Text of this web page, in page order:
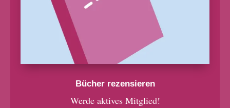
Bücher rezensieren
Werde aktives Mitglied!